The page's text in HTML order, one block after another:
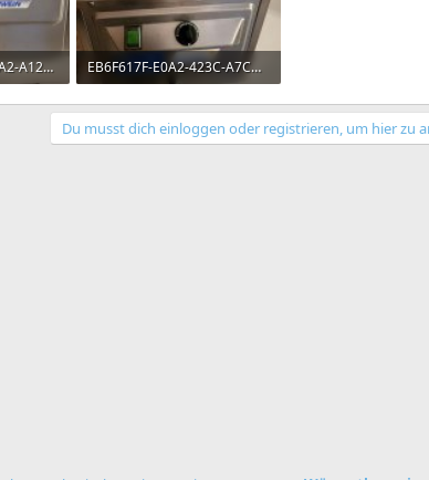
EAC39154-9B9C-42A2-A12F-277A354C30B1.jpg
EB6F617F-E0A2-423C-A7CD-1C3484E1E2F4.jpg
25,7 KB · Aufrufe: 76
Du musst dich einloggen oder registrieren, um hier zu